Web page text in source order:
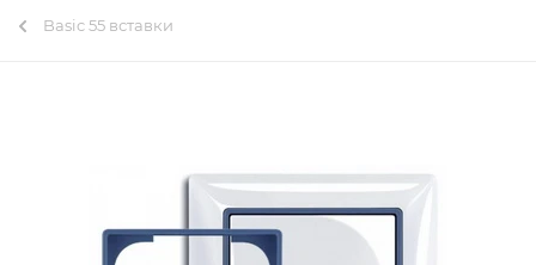
Basic 55 вставки